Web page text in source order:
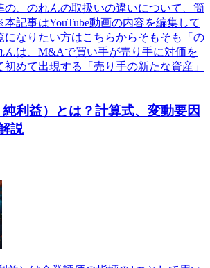
の、のれんの取扱いの違いについて、簡
記事はYouTube動画の内容を編集して
になりたい方はこちらからそもそも「の
んは、M&Aで買い手が売り手に対価を
めて出現する「売り手の新たな資産」
利益）とは？計算式、変動要因
説